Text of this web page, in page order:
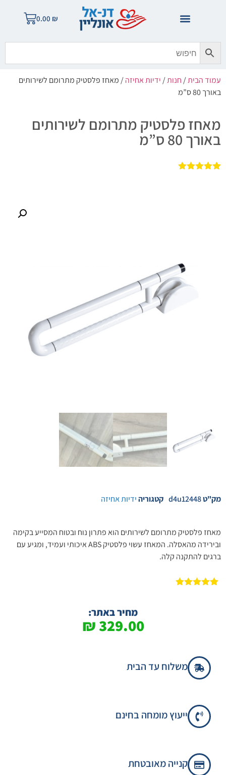
0.00 ₪
עמוד הבית/חנות/ידיות אחיזה/ מאחז פלסטיק מתרומם לשירותים
באורך 80 ס”מ
מאחז פלסטיק מתרומם לשירותים
באורך 80 ס”מ
מק"טd4u12448 קטגוריהידיות אחיזה
מאחז פלסטיק מתרומם לשירותים הוא פתרון נוח ובטוח המסייע בקימה
ובירידה מהאסלה. המאחז עשוי פלסטיק ABS איכותי ועמיד, ומגיע עם
ברגים להתקנה קלה.
מחיר באתר:
329.00
₪
משלוח עד הבית
ייעוץ מומחה בחינם
קנייה מאובטחת